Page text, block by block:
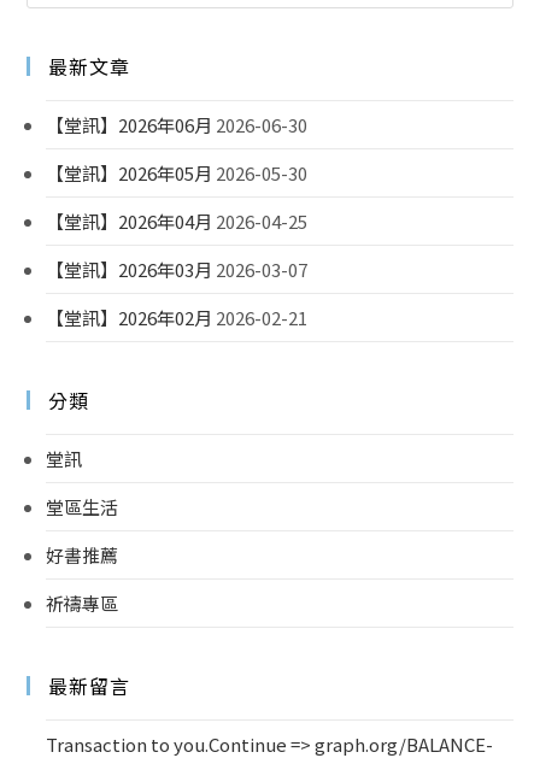
最新文章
【堂訊】2026年06月 2026-06-30
【堂訊】2026年05月 2026-05-30
【堂訊】2026年04月 2026-04-25
【堂訊】2026年03月 2026-03-07
【堂訊】2026年02月 2026-02-21
分類
堂訊
堂區生活
好書推薦
祈禱專區
最新留言
Transaction to you.Continue => graph.org/BALANCE-